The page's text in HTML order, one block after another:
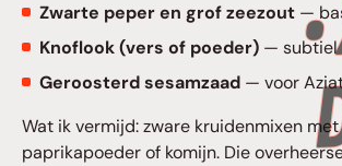
Zwarte peper en grof zeezout —
Knoflook (vers of poeder) — subtiel
Geroosterd sesamzaad — voor
Wat ik vermijd: zware kruidenmixen
paprikapoeder of komijn. Die